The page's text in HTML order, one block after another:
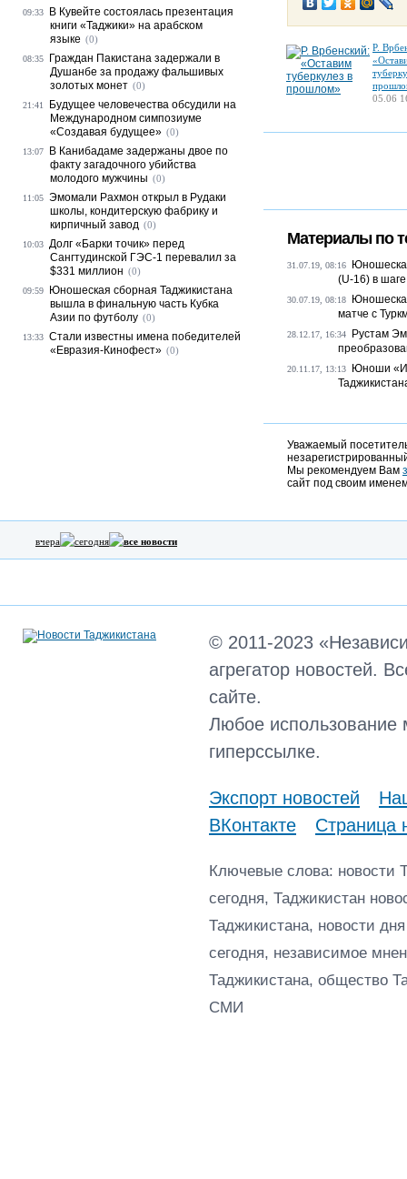
Р.
05.06
Материалы по
31.07.19, 08:16
(U-16) в
30.07.19, 08:18
матче с
28.12.17, 16:34
Рустам
20.11.17, 13:13
Юноши
Уважаемый
Мы рекомендуем Вам
сайт под своим
09:33
В Кувейте состоялась презентация
книги «Таджики» на арабском
языке (0)
08:35
Граждан Пакистана задержали в
Душанбе за продажу фальшивых
золотых монет (0)
21:41
Будущее человечества обсудили на
Международном симпозиуме
«Создавая будущее» (0)
13:07
В Канибадаме задержаны двое по
факту загадочного убийства
молодого мужчины (0)
11:05 Эмомали Рахмон открыл в Рудаки
школы, кондитерскую фабрику и
кирпичный завод (0)
10:03 Долг «Барки точик» перед
Сангтудинской ГЭС-1 перевалил за
$331 миллион (0)
09:59
Юношеская сборная Таджикистана
вышла в финальную часть Кубка
Азии по футболу (0)
13:33 Стали известны имена победителей
«Евразия-Кинофест» (0)
вчера сегодня все новости
© 2011-2023
агрегатор новостей.
сайте.
Любое использование
гиперссылке.
Экспорт новостей
ВКонтакте
Страница
Ключевые слова: новости
сегодня, Таджикистан
Таджикистана, новости
сегодня, независимое
Таджикистана, общество
СМИ